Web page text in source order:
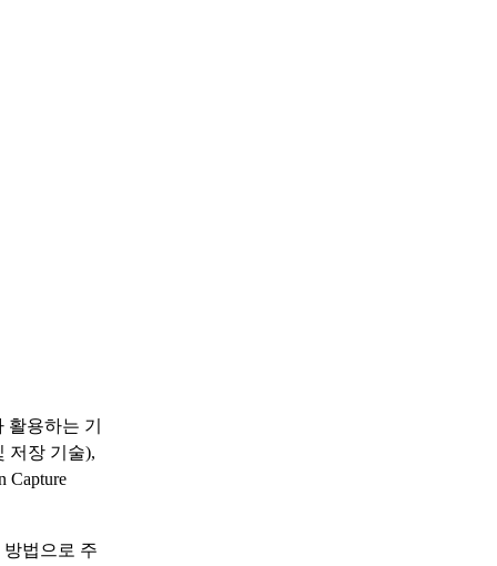
용하는 기
저장 기술),
Capture
법으로 주